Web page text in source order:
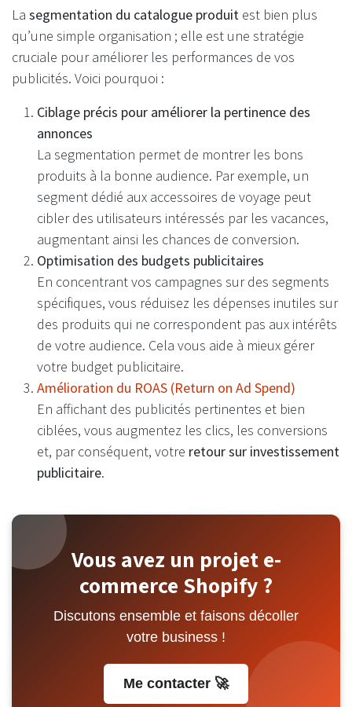
La segmentation du catalogue produit est bien plus
qu’une simple organisation ; elle est une stratégie
cruciale pour améliorer les performances de vos
publicités. Voici pourquoi :
Ciblage précis pour améliorer la pertinence des
annonces
La segmentation permet de montrer les bons
produits à la bonne audience. Par exemple, un
segment dédié aux accessoires de voyage peut
cibler des utilisateurs intéressés par les vacances,
augmentant ainsi les chances de conversion.
Optimisation des budgets publicitaires
En concentrant vos campagnes sur des segments
spécifiques, vous réduisez les dépenses inutiles sur
des produits qui ne correspondent pas aux intérêts
de votre audience. Cela vous aide à mieux gérer
votre budget publicitaire.
Amélioration du ROAS (Return on Ad Spend)
En affichant des publicités pertinentes et bien
ciblées, vous augmentez les clics, les conversions
et, par conséquent, votre retour sur investissement
publicitaire.
Vous avez un projet e-
commerce Shopify ?
Discutons ensemble et faisons décoller
votre business !
Me contacter 🚀